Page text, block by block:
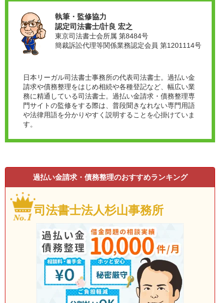
執筆・監修協力
認定司法書士/計良 宏之
東京司法書士会所属 第8484号
簡裁訴訟代理等関係業務認定会員 第1201114号
日本リーガル司法書士事務所の代表司法書士。過払い金
請求や債務整理をはじめ相続や各種登記など、幅広い業
務に精通している司法書士。過払い金請求・債務整理専
門サイトの監修をする際は、普段聞きなれない専門用語
や法律用語を分かりやすく説明することを心掛けていま
す。
過払い金請求・債務整理のおすすめランキング
司法書士法人杉山事務所